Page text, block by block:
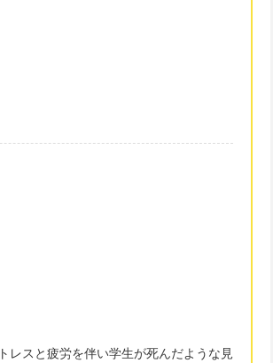
レスと疲労を伴い学生が死んだような見